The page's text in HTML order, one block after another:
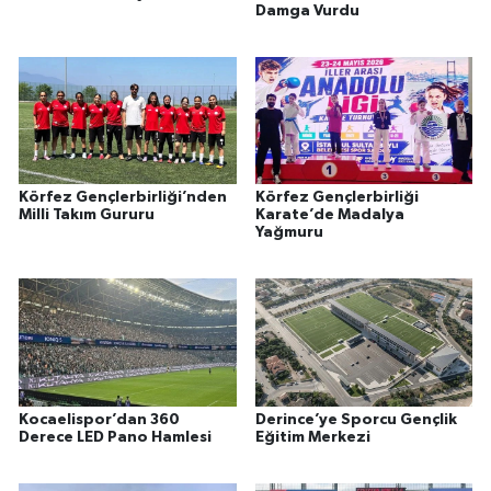
Damga Vurdu
Körfez Gençlerbirliği’nden
Milli Takım Gururu
Körfez Gençlerbirliği
Karate’de Madalya
Yağmuru
Kocaelispor’dan 360
Derece LED Pano Hamlesi
Derince’ye Sporcu Gençlik
Eğitim Merkezi